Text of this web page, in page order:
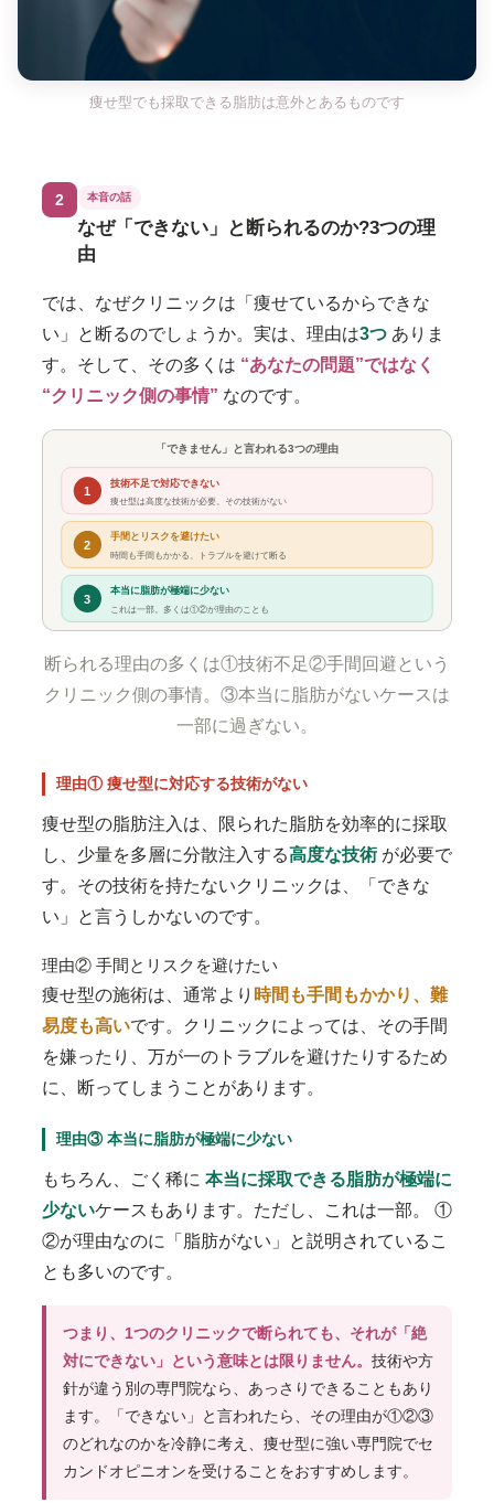
痩せ型でも採取できる脂肪は意外とあるものです
2 本音の話
なぜ「できない」と断られるのか?3つの理
由
では、なぜクリニックは「痩せているからできな
い」と断るのでしょうか。実は、理由は3つ ありま
す。そして、その多くは “あなたの問題”ではなく
“クリニック側の事情” なのです。
「できません」と言われる3つの理由
1
技術不足で対応できない
痩せ型は高度な技術が必要。その技術がない
2
手間とリスクを避けたい
時間も手間もかかる。トラブルを避けて断る
3
本当に脂肪が極端に少ない
これは一部。多くは①②が理由のことも
断られる理由の多くは①技術不足②手間回避という
クリニック側の事情。③本当に脂肪がないケースは
一部に過ぎない。
理由① 痩せ型に対応する技術がない
痩せ型の脂肪注入は、限られた脂肪を効率的に採取
し、少量を多層に分散注入する高度な技術 が必要で
す。その技術を持たないクリニックは、「できな
い」と言うしかないのです。
理由② 手間とリスクを避けたい
痩せ型の施術は、通常より 時間も手間もかかり、難
易度も高いです。クリニックによっては、その手間
を嫌ったり、万が一のトラブルを避けたりするため
に、断ってしまうことがあります。
理由③ 本当に脂肪が極端に少ない
もちろん、ごく稀に 本当に採取できる脂肪が極端に
少ないケースもあります。ただし、これは一部。 ①
②が理由なのに「脂肪がない」と説明されているこ
とも多いのです。
つまり、1つのクリニックで断られても、それが「絶
対にできない」という意味とは限りません。 技術や方
針が違う別の専門院なら、あっさりできることもあり
ます。「できない」と言われたら、その理由が①②③
のどれなのかを冷静に考え、痩せ型に強い専門院でセ
カンドオピニオンを受けることをおすすめします。